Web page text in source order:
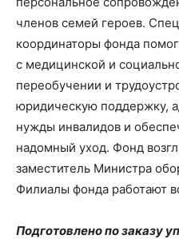
членов семей героев.
координаторы фонда
с медицинской и
переобучении и
юридическую поддержку,
нужды инвалидов и
надомный уход. Фонд
заместитель Министра
Филиалы фонда работают
Подготовлено по заказу